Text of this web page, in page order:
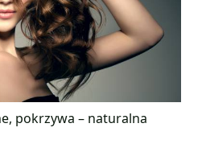
pokrzywa – naturalna